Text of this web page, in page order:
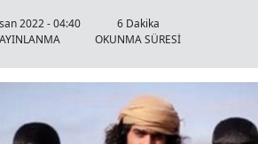
2022 - 04:40
6 Dakika
OKUNMA SÜRESİ